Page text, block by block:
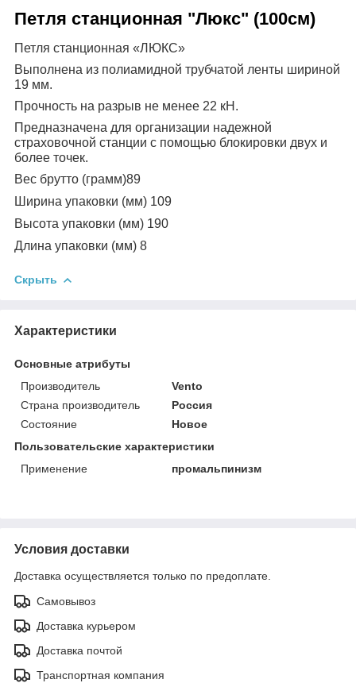
Петля станционная "Люкс" (100см)
Петля станционная «ЛЮКС»
Выполнена из полиамидной трубчатой ленты шириной
19 мм.
Прочность на разрыв не менее 22 кН.
Предназначена для организации надежной
страховочной станции с помощью блокировки двух и
более точек.
Вес брутто (грамм)89
Ширина упаковки (мм) 109
Высота упаковки (мм) 190
Длина упаковки (мм) 8
Скрыть
Характеристики
Основные атрибуты
Производитель
Vento
Страна производитель
Россия
Состояние
Новое
Пользовательские характеристики
Применение
промальпинизм
Условия доставки
Доставка осуществляется только по предоплате.
Самовывоз
Доставка курьером
Доставка почтой
Транспортная компания